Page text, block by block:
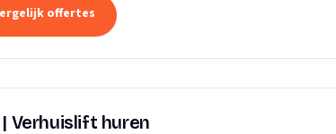
offertes
Verhuislift huren